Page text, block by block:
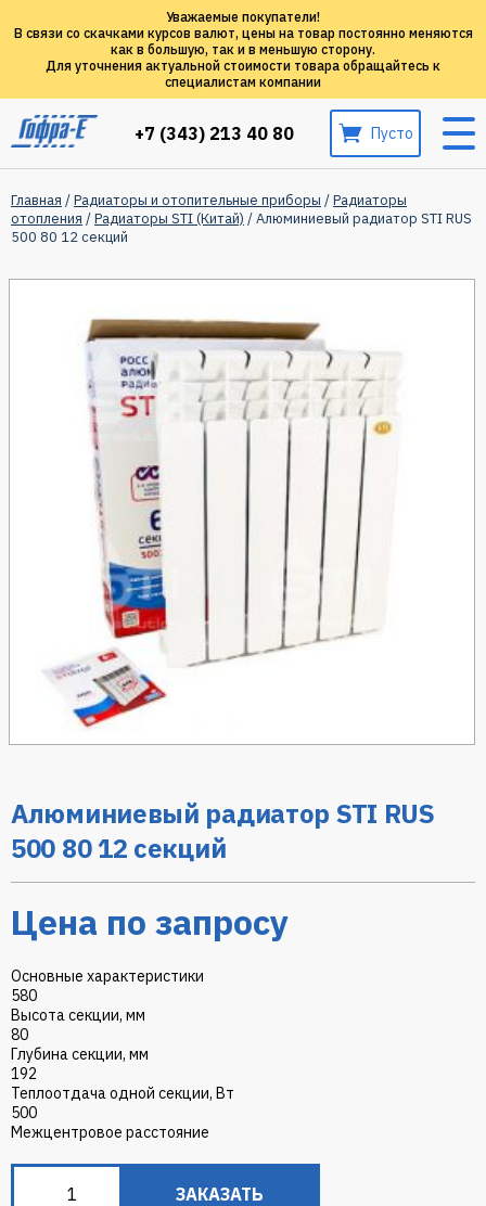
Уважаемые покупатели!
В связи со скачками курсов валют, цены на товар постоянно меняются
как в большую, так и в меньшую сторону.
Для уточнения актуальной стоимости товара обращайтесь к
специалистам компании
+7 (343) 213 40 80 Пусто
Главная /Радиаторы и отопительные приборы /Радиаторы
отопления /Радиаторы STI (Китай) / Алюминиевый радиатор STI RUS
500 80 12 секций
Алюминиевый радиатор STI RUS
500 80 12 секций
Цена по запросу
Основные характеристики
580
Высота секции, мм
80
Глубина секции, мм
192
Теплоотдача одной секции, Вт
500
Межцентровое расстояние
ЗАКАЗАТЬ